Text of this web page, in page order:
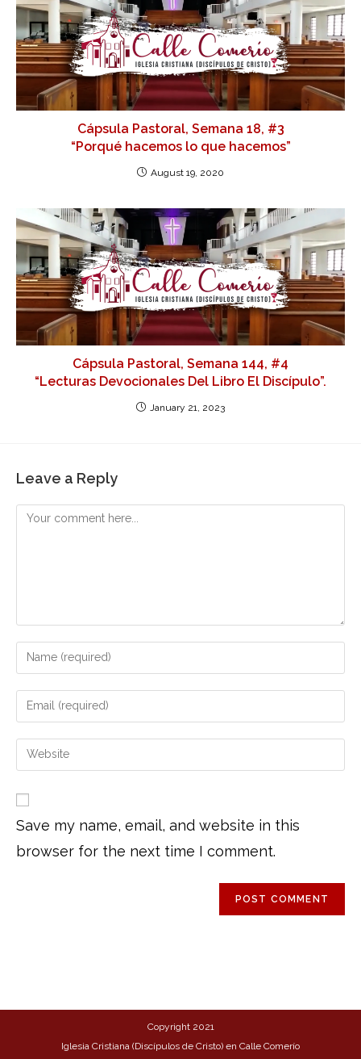
Cápsula Pastoral, Semana 18, #3
“Porqué hacemos lo que hacemos”
August 19, 2020
Cápsula Pastoral, Semana 144, #4
“Lecturas Devocionales Del Libro El Discípulo”.
January 21, 2023
Leave a Reply
Save my name, email, and website in this
browser for the next time I comment.
Copyright 2021
Iglesia Cristiana (Discípulos de Cristo) en Calle Comerío